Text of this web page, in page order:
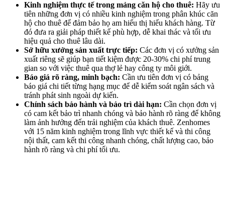
Kinh nghiệm thực tế trong mảng căn hộ cho thuê: Hãy ưu
tiên những đơn vị có nhiều kinh nghiệm trong phân khúc căn
hộ cho thuê để đảm bảo họ am hiểu thị hiếu khách hàng. Từ
đó đưa ra giải pháp thiết kế phù hợp, dễ khai thác và tối ưu
hiệu quả cho thuê lâu dài.
Sở hữu xưởng sản xuất trực tiếp: Các đơn vị có xưởng sản
xuất riêng sẽ giúp bạn tiết kiệm được 20-30% chi phí trung
gian so với việc thuê qua thợ lẻ hay công ty môi giới.
Báo giá rõ ràng, minh bạch: Cần ưu tiên đơn vị có bảng
báo giá chi tiết từng hạng mục để dễ kiểm soát ngân sách và
tránh phát sinh ngoài dự kiến.
Chính sách bảo hành và bảo trì dài hạn: Cần chọn đơn vị
có cam kết bảo trì nhanh chóng và bảo hành rõ ràng để không
làm ảnh hưởng đến trải nghiệm của khách thuê. Zenhomes
với 15 năm kinh nghiệm trong lĩnh vực thiết kế và thi công
nội thất, cam kết thi công nhanh chóng, chất lượng cao, bảo
hành rõ ràng và chi phí tối ưu.